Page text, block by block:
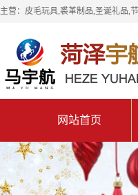
主营：皮毛玩具,裘革制品,圣诞礼品,
网站首页